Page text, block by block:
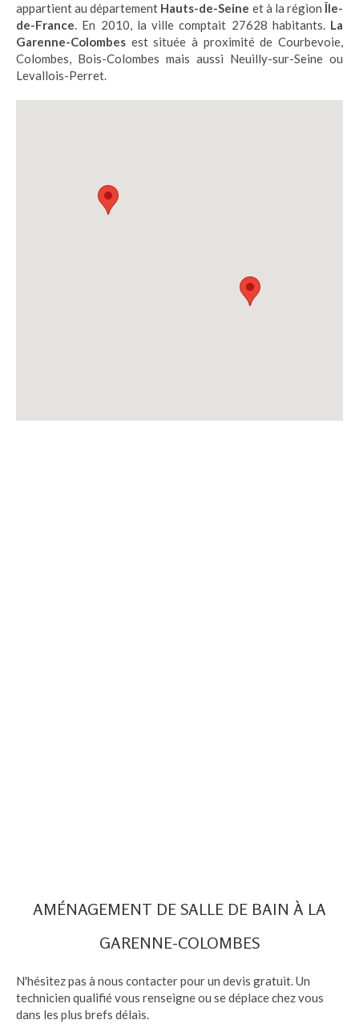
appartient au département Hauts-de-Seine et à la région Île-
de-France. En 2010, la ville comptait 27628 habitants. La
Garenne-Colombes est située à proximité de Courbevoie,
Colombes, Bois-Colombes mais aussi Neuilly-sur-Seine ou
Levallois-Perret.
AMÉNAGEMENT DE SALLE DE BAIN À LA
GARENNE-COLOMBES
N'hésitez pas à nous contacter pour un devis gratuit. Un
technicien qualifié vous renseigne ou se déplace chez vous
dans les plus brefs délais.